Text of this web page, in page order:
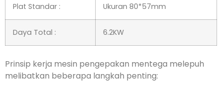
Plat Standar : Ukuran 80*57mm
Daya Total : 6.2KW
Prinsip kerja mesin pengepakan mentega melepuh
melibatkan beberapa langkah penting: